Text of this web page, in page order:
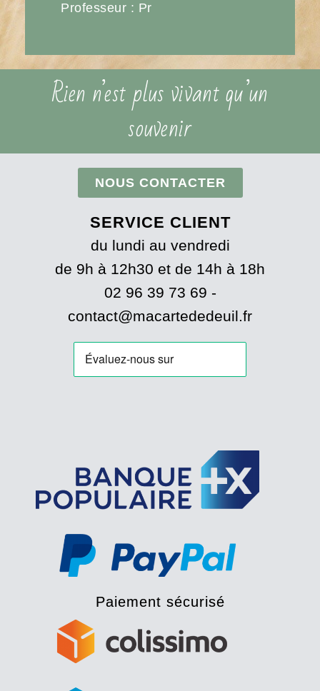
Professeur : Pr
Rien n’est plus vivant qu’un
souvenir
NOUS CONTACTER
SERVICE CLIENT
du lundi au vendredi
de 9h à 12h30 et de 14h à 18h
02 96 39 73 69 -
contact@macartededeuil.fr
Paiement sécurisé